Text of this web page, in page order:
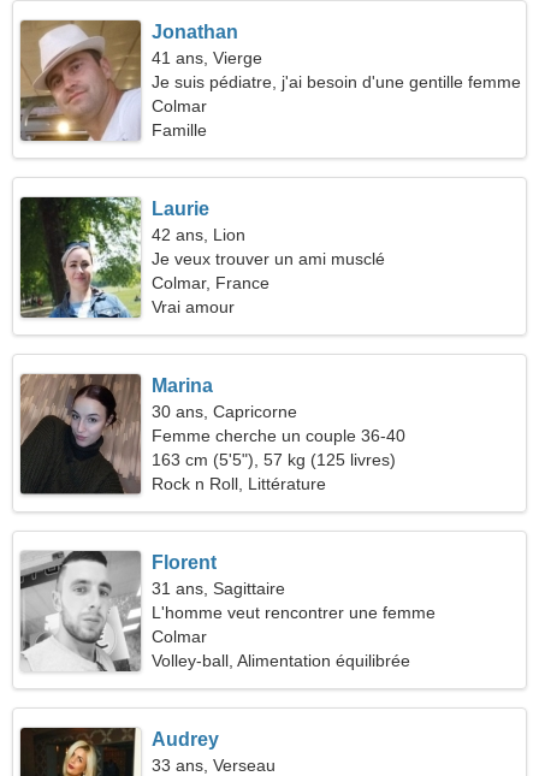
Jonathan
41 ans, Vierge
Je suis pédiatre, j'ai besoin d'une gentille femme
Colmar
Famille
Laurie
42 ans, Lion
Je veux trouver un ami musclé
Colmar, France
Vrai amour
Marina
30 ans, Capricorne
Femme cherche un couple 36-40
163 cm (5'5"), 57 kg (125 livres)
Rock n Roll, Littérature
Florent
31 ans, Sagittaire
L'homme veut rencontrer une femme
Colmar
Volley-ball, Alimentation équilibrée
Audrey
33 ans, Verseau